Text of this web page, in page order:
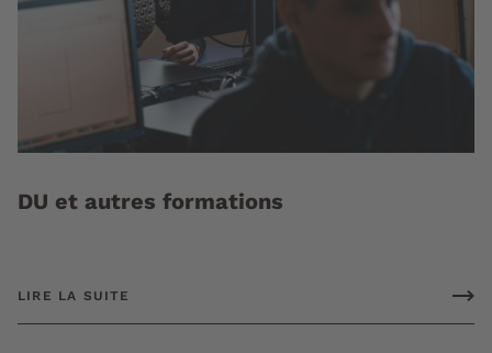
DU et autres formations
LIRE LA SUITE